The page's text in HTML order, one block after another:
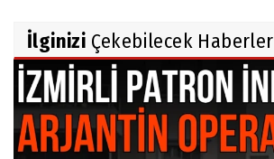
İlginizi Çekebilecek Haberler